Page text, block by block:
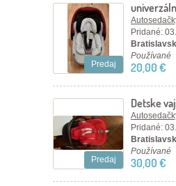
Predaj
do vajíčka
Pridané:
Používané
20,00 €
Predaj
Detske
Pridané:
Používané
30,00 €